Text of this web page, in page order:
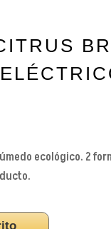
ecológico. 2